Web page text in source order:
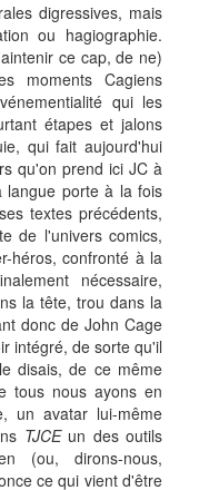
digressives, mais
ou hagiographie.
ce cap, de ne)
moments Cagiens
qui les
étapes et jalons
qui fait aujourd'hui
qu'on prend ici JC à
langue porte à la fois
textes précédents,
de l'univers comics,
héros, confronté à la
nécessaire,
la tête, trou dans la
donc de John Cage
intégré, de sorte qu'il
disais, de ce même
tous nous ayons en
un avatar lui-même
TJCE un des outils
(ou, dirons-nous,
ce qui vient d'être